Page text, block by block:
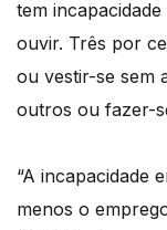
tem
ouvir. Três por
ou vestir-se sem
outros ou fazer-
“A incapacidade
menos o